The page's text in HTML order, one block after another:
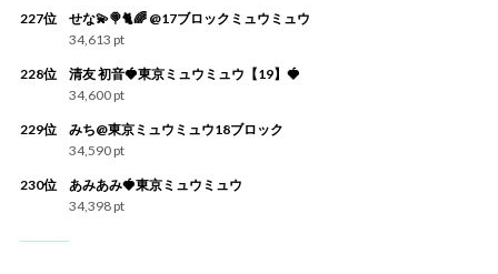
227位
せな💫🍭🐈🌈 @17ブロックミュウミュウ
34,613 pt
228位
清友 初音🍓東京ミュウミュウ【19】🍓
34,600 pt
229位
みち@東京ミュウミュウ18ブロック
34,590 pt
230位
あみあみ🍓東京ミュウミュウ
34,398 pt